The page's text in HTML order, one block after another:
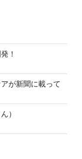
！
が新聞に載って
）